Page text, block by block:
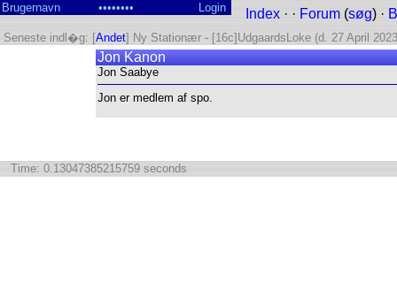
Index · · Forum (søg) ·
Seneste indl�g: [Andet] Ny Stationær - [16c]UdgaardsLoke (d. 27 April
Jon Kanon
Jon Saabye
Jon er medlem af spo.
Time: 0.13047385215759 seconds